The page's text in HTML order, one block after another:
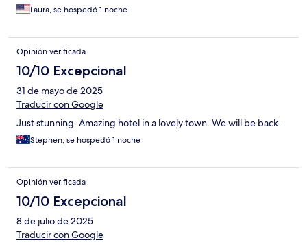
Laura, se hospedó 1 noche
Opinión verificada
10/10 Excepcional
31 de mayo de 2025
Traducir con Google
Just stunning. Amazing hotel in a lovely town. We will be back.
Stephen, se hospedó 1 noche
Opinión verificada
10/10 Excepcional
8 de julio de 2025
Traducir con Google